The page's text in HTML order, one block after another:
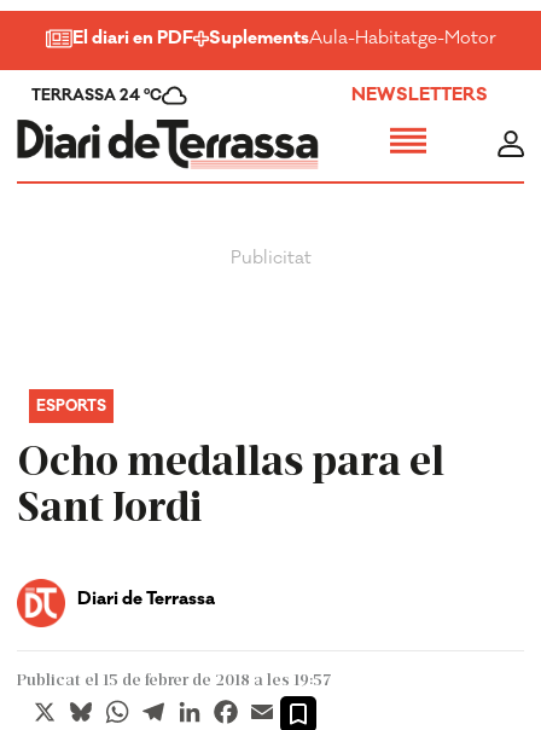
El diari en PDF SuplementsAula-Habitatge-Motor-
TERRASSA 24 ºC NEWSLETTERS
Ocho medallas para el
Sant Jordi
ESPORTS
Diari de Terrassa
Publicat el 15 de febrer de 2018 a les 19:57
X BlueskyWhatsApp
TelegramLinkedInFacebook
Email